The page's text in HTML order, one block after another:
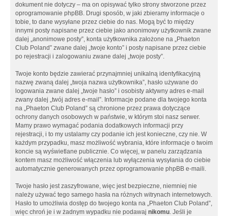
dokument nie dotyczy – ma on opisywać tylko strony stworzone przez
oprogramowanie phpBB. Drugi sposób, w jaki zbieramy informacje o
tobie, to dane wysyłane przez ciebie do nas. Mogą być to między
innymi posty napisane przez ciebie jako anonimowy użytkownik zwane
dalej „anonimowe posty”, konta użytkownika założone na „Phaeton
Club Poland” zwane dalej „twoje konto” i posty napisane przez ciebie
po rejestracji i zalogowaniu zwane dalej „twoje posty”.
Twoje konto będzie zawierać przynajmniej unikalną identyfikacyjną
nazwę zwaną dalej „twoja nazwa użytkownika”, hasło używane do
logowania zwane dalej „twoje hasło” i osobisty aktywny adres e-mail
zwany dalej „twój adres e-mail”. Informacje podane dla twojego konta
na „Phaeton Club Poland” są chronione przez prawa dotyczące
ochrony danych osobowych w państwie, w którym stoi nasz serwer.
Mamy prawo wymagać podania dodatkowych informacji przy
rejestracji, i to my ustalamy czy podanie ich jest konieczne, czy nie. W
każdym przypadku, masz możliwość wybrania, które informacje o twoim
koncie są wyświetlane publicznie. Co więcej, w panelu zarządzania
kontem masz możliwość włączenia lub wyłączenia wysyłania do ciebie
automatycznie generowanych przez oprogramowanie phpBB e-maili.
Twoje hasło jest zaszyfrowane, więc jest bezpieczne, niemniej nie
należy używać tego samego hasła na różnych witrynach internetowych.
Hasło to umożliwia dostęp do twojego konta na „Phaeton Club Poland”,
więc chroń je i w żadnym wypadku nie podawaj nikomu. Jeśli je